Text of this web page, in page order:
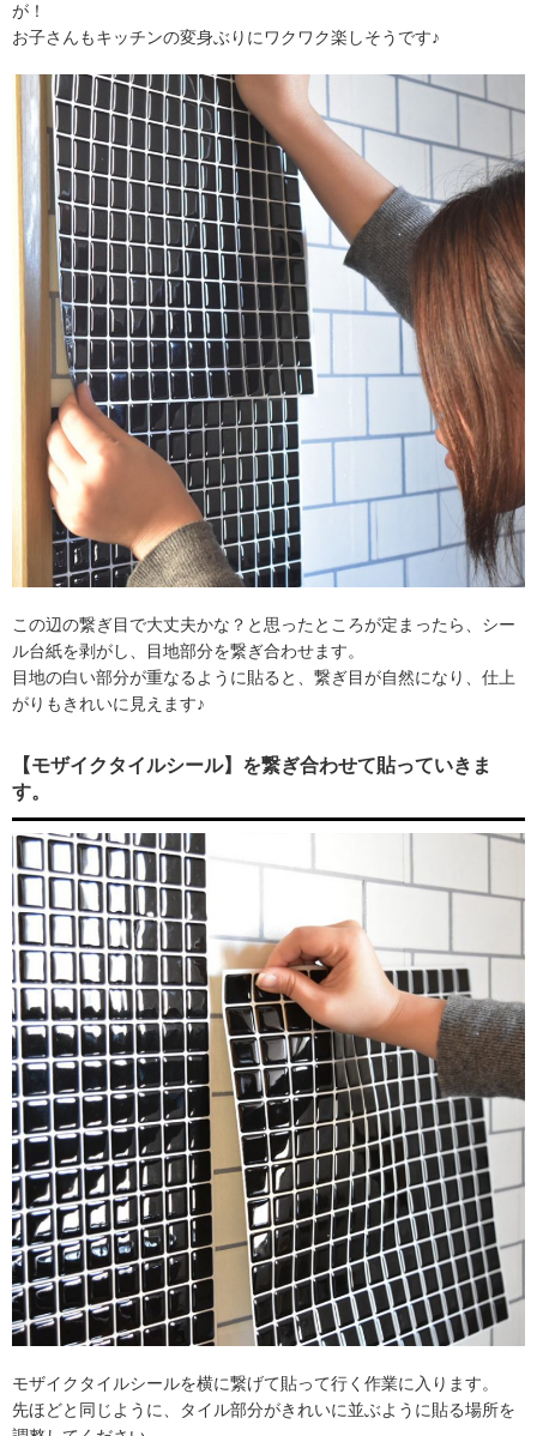
が！
お子さんもキッチンの変身ぶりにワクワク楽しそうです♪
この辺の繋ぎ目で大丈夫かな？と思ったところが定まったら、シー
ル台紙を剥がし、目地部分を繋ぎ合わせます。
目地の白い部分が重なるように貼ると、繋ぎ目が自然になり、仕上
がりもきれいに見えます♪
【モザイクタイルシール】を繋ぎ合わせて貼っていきま
す。
モザイクタイルシールを横に繋げて貼って行く作業に入ります。
先ほどと同じように、タイル部分がきれいに並ぶように貼る場所を